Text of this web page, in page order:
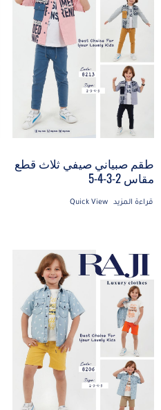
طقم صبياني صيفي ثلاث قطع
مقاس 2-3-4-5
قراءة المزيد Quick View